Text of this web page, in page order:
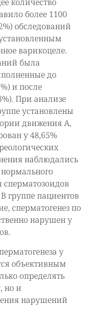
более 1100
обследований
варикоцеле.
была
до
и после
При анализе
установлены
движения А,
у 48,65%
наблюдались
группе пациентов
сперматогенез по
нарушен у
у
объективным
определять
но и
нарушений